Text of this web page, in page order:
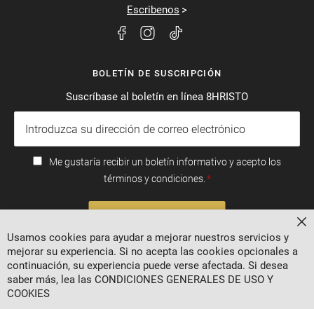
Escribenos
BOLETÍN DE SUSCRIPCIÓN
Suscríbase al boletín en línea 8HRISTO
Me gustaría recibir un boletín informativo y acepto los
términos y condiciones.
Usamos cookies para ayudar a mejorar nuestros servicios y
mejorar su experiencia. Si no acepta las cookies opcionales a
continuación, su experiencia puede verse afectada. Si desea
saber más, lea las CONDICIONES GENERALES DE USO Y
COOKIES